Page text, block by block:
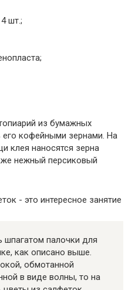
шт.;
из бумажных
кофейными зернами. На
клея наносятся зерна
нежный персиковый
шпагатом палочки для
как описано выше.
обмотанной
в виде волны, то на